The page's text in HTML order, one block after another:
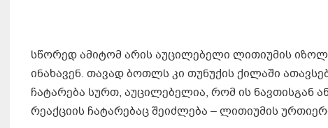
სწორედ ამიტომ არის აუცილებელი ლითიუმის
ინახავენ. თავად ბოთლს კი თუნუქის ქილაში
ჩატარება სურთ, აუცილებელია, რომ ის ნავთისგან
რეაქციის ჩატარებაც შეიძლება – ლითიუმის